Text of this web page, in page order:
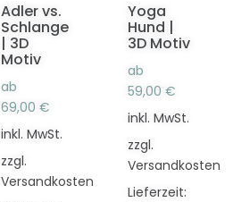
können
auf
der
gewählt
auf
der
gewählt
Adler vs.
Schlange
| 3D
Motiv
ab
69,00 €
inkl. MwSt.
zzgl.
Versandkosten
Yoga
Hund |
3D Motiv
ab
59,00€
inkl. MwSt.
zzgl.
Versandkosten
Lieferzeit: